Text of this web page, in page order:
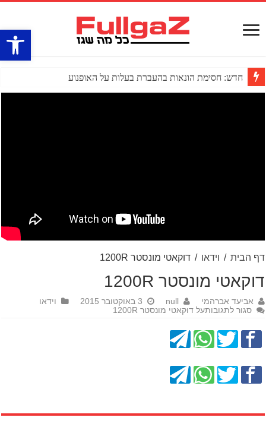
פתח
חדש: חסימת הונאות בהעברת בעלות על האופנוע
דף הבית / וידאו / דוקאטי מונסטר 1200R
דוקאטי מונסטר 1200R
אביעד אברהמי null 3 באוקטובר 2015
וידאו
סגור לתגובותעל דוקאטי מונסטר 1200R